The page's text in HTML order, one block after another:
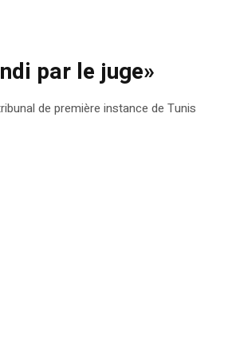
par le juge»
de première instance de Tunis